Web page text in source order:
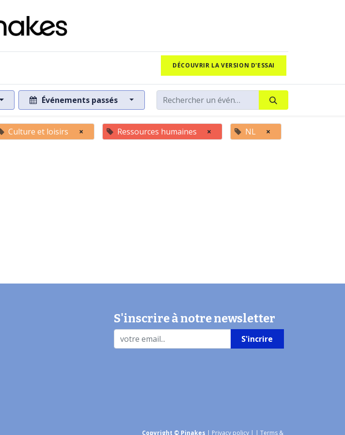
DÉCOUVRIR LA VERSION D'ESSAI
Événements passés
Culture et loisirs × Ressources humaines × NL ×
S'inscrire à notre newsletter
S'incrire
Copyright © Pinakes | Privacy policy | | Terms &